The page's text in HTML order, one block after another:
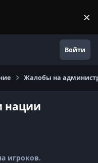
×
Войти
Жалобы на
нации
игроков.